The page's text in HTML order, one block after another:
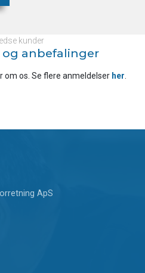
kunder
anbefalinger
om os. Se flere anmeldelser her
ApS